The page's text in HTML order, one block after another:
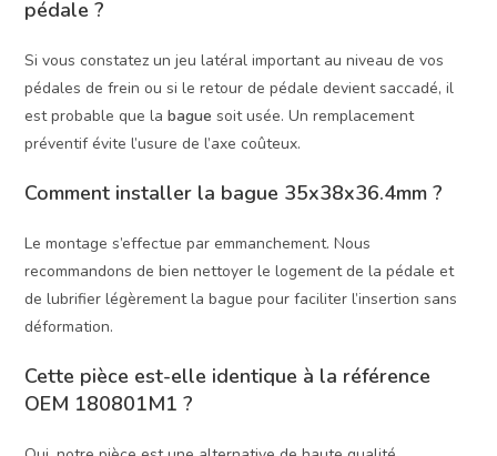
pédale ?
Si vous constatez un jeu latéral important au niveau de vos
pédales de frein ou si le retour de pédale devient saccadé, il
est probable que labague soit usée. Un remplacement
préventif évite l’usure de l’axe coûteux.
Comment installer la bague 35x38x36.4mm ?
Le montage s’effectue par emmanchement. Nous
recommandons de bien nettoyer le logement de la pédale et
de lubrifier légèrement la bague pour faciliter l’insertion sans
déformation.
Cette pièce est-elle identique à la référence
OEM 180801M1 ?